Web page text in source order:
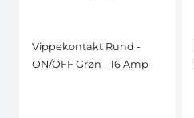
Vippekontakt Rund -
ON/OFF Grøn - 16 Amp